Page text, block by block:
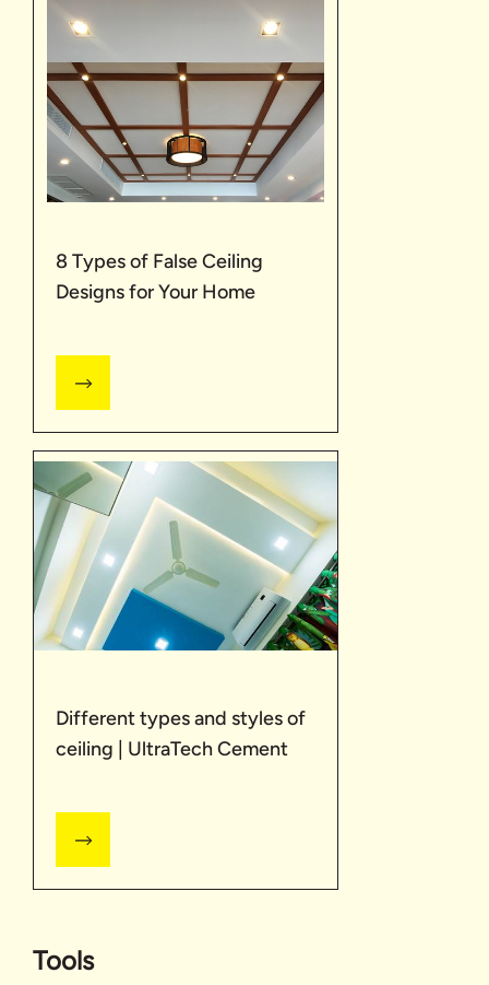
8 Types of False Ceiling
Designs for Your Home
Different types and styles of
ceiling | UltraTech Cement
Tools